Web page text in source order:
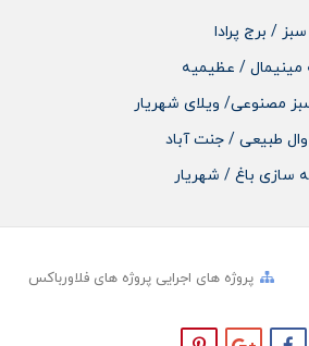
/ برج پرادا
مینیمال / عظیمیه
مصنوعی/ ویلای شهریار
طبیعی / جنت آباد
سازی باغ / شهریار
پروژه های اجرایی پروژه های فلاورباکس